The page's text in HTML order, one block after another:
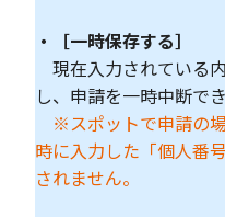
・［一時保存する］
現在入力されている
し、申請を一時中断でき
※スポットで申請の
時に入力した「個人番
されません。